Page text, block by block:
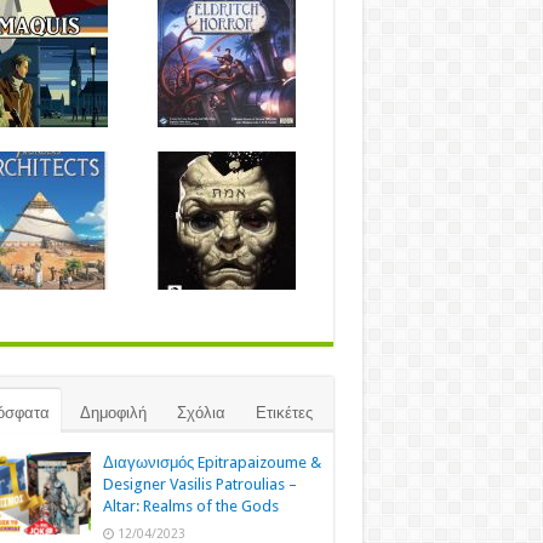
Δημοφιλή Σχόλια Ετικέτες
Διαγωνισμός Epitrapaizoume &
Designer Vasilis Patroulias –
Altar: Realms of the Gods
12/04/2023